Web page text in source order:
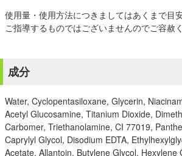
使用量・使用方法につきましてはあくまで目
ご指導するものではございませんのでご容赦く
成分
Water, Cyclopentasiloxane, Glycerin,
Acetyl Glucosamine, Titanium Dioxide,
Carbomer, Triethanolamine, CI 77019,
Caprylyl Glycol, Disodium EDTA,
Acetate, Allantoin, Butylene Glycol, Hexylene